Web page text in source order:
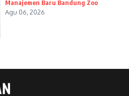
Manajemen Baru Bandung Zoo
Agu 06, 2026